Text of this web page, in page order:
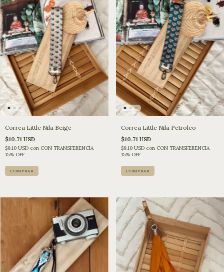
Correa Little Nila Beige
$10.71 USD
$9.10 USD con CON TRANSFERENCIA
15% OFF
Correa Little Nila Petroleo
$10.71 USD
$9.10 USD con CON TRANSFERENCIA
15% OFF